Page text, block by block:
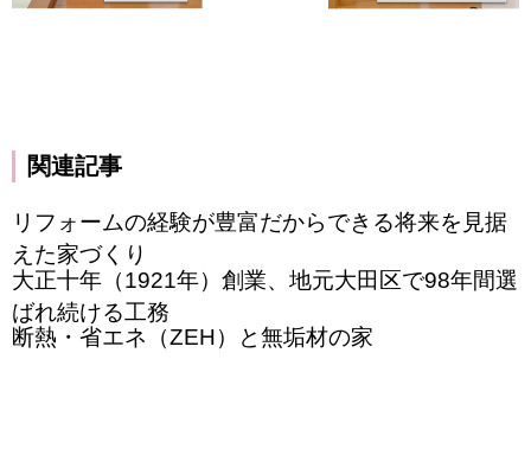
関連記事
リフォームの経験が豊富だからできる将来を見据
えた家づくり
大正十年（1921年）創業、地元大田区で98年間選
ばれ続ける工務
断熱・省エネ（ZEH）と無垢材の家